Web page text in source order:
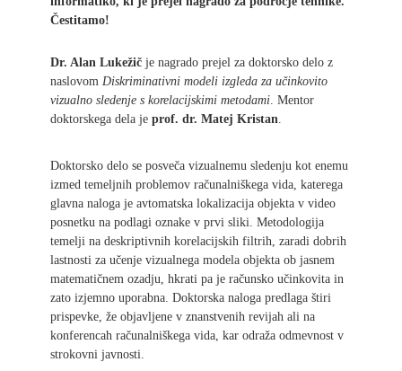
Čestitamo!
Dr. Alan Lukežič je nagrado prejel za doktorsko delo z
naslovom Diskriminativni modeli izgleda za učinkovito
vizualno sledenje s korelacijskimi metodami. Mentor
doktorskega dela je prof. dr. Matej Kristan.
Doktorsko delo se posveča vizualnemu sledenju kot enemu
izmed temeljnih problemov računalniškega vida, katerega
glavna naloga je avtomatska lokalizacija objekta v video
posnetku na podlagi oznake v prvi sliki. Metodologija
temelji na deskriptivnih korelacijskih filtrih, zaradi dobrih
lastnosti za učenje vizualnega modela objekta ob jasnem
matematičnem ozadju, hkrati pa je računsko učinkovita in
zato izjemno uporabna. Doktorska naloga predlaga štiri
prispevke, že objavljene v znanstvenih revijah ali na
konferencah računalniškega vida, kar odraža odmevnost v
strokovni javnosti.